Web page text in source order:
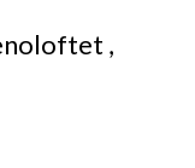
,